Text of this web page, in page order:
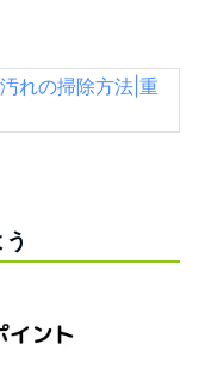
れの掃除方法|重